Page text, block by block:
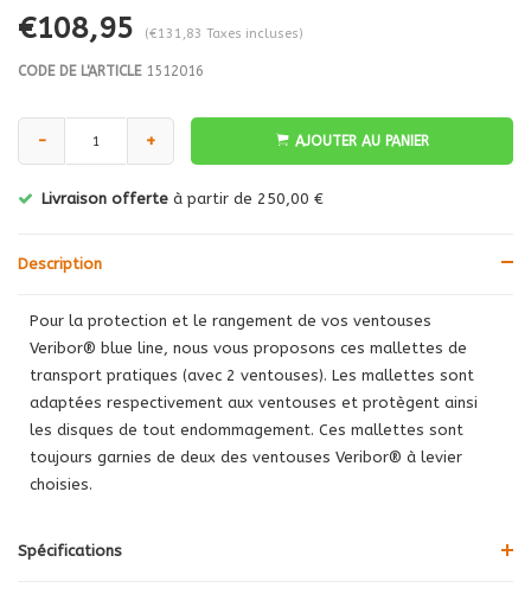
€108,95 (€131,83 Taxes incluses)
CODE DE L'ARTICLE1512016
- + AJOUTER AU PANIER
Livraison offerte à partir de 250,00 €
Description
Pour la protection et le rangement de vos ventouses
Veribor® blue line, nous vous proposons ces mallettes de
transport pratiques (avec 2 ventouses). Les mallettes sont
adaptées respectivement aux ventouses et protègent ainsi
les disques de tout endommagement. Ces mallettes sont
toujours garnies de deux des ventouses Veribor® à levier
choisies.
Spécifications